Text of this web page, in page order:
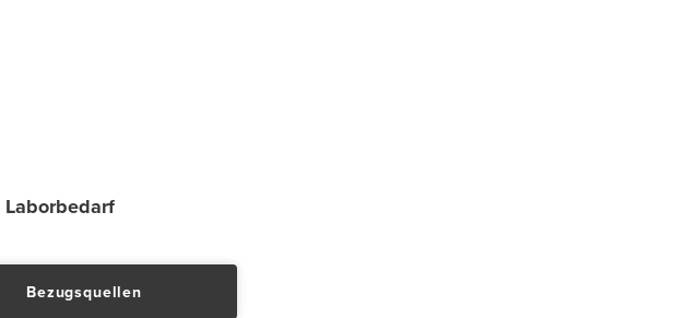
Laborbedarf
Bezugsquellen